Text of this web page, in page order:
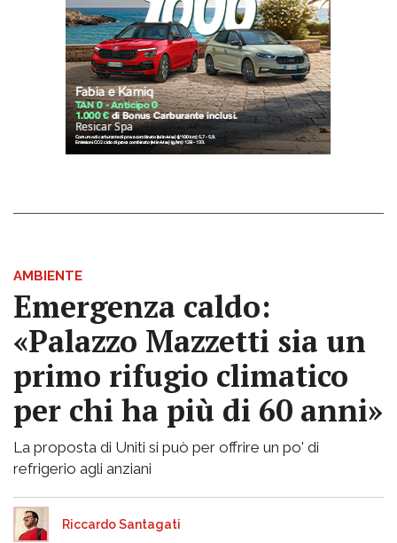
AMBIENTE
Emergenza caldo:
«Palazzo Mazzetti sia un
primo rifugio climatico
per chi ha più di 60 anni»
La proposta di Uniti si può per offrire un po' di
refrigerio agli anziani
Riccardo Santagati